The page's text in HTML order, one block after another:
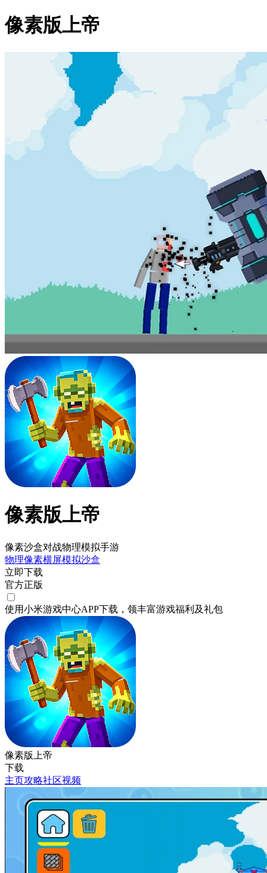
像素版上帝
像素版上帝
像素沙盒对战物理模拟手游
物理像素横屏模拟沙盒
立即下载
官方正版
使用小米游戏中心APP下载 ，领丰富游戏福利 及礼包
像素版上帝
下载
主页攻略社区视频